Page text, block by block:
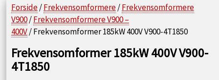
Forside/Frekvensomformere/Frekvensomformere
V900/Frekvensomformere V900 –
400V/ Frekvensomformer 185kW 400V V900-4T1850
Frekvensomformer 185kW 400V V900-
4T1850